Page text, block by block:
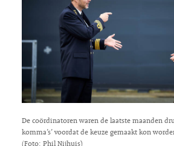
De coördinatoren waren de laatste maanden
komma’s’ voordat de keuze gemaakt kon
(Foto: Phil Nijhuis)